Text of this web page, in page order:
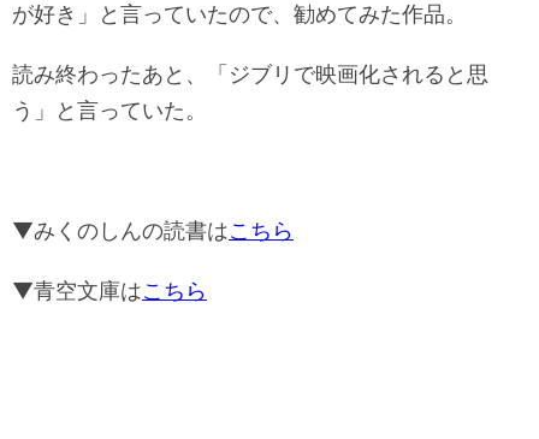
が好き」と言っていたので、勧めてみた作品。
読み終わったあと、「ジブリで映画化されると思
う」と言っていた。
▼みくのしんの読書はこちら
▼青空文庫はこちら